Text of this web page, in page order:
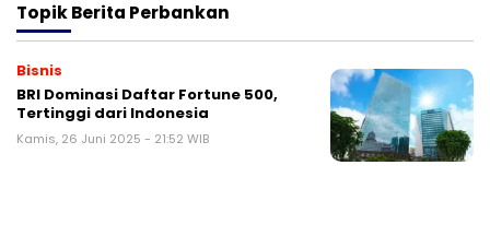
TopikBerita Perbankan
Bisnis
BRI Dominasi Daftar Fortune 500,
Tertinggi dari Indonesia
Kamis, 26 Juni 2025 - 21:52 WIB